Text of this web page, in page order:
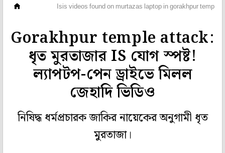
Isis videos found on murtazas laptop in gorakhpur temple
Gorakhpur temple attack:
ধৃত মুরতাজার IS যোগ স্পষ্ট!
ল্যাপটপ-পেন ড্রাইভে মিলল
জেহাদি ভিডিও
নিষিদ্ধ ধর্মপ্রচারক জাকির নায়েকের অনুগামী ধৃত
মুরতাজা।